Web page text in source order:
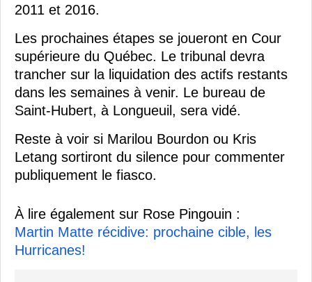
2011 et 2016.
Les prochaines étapes se joueront en Cour
supérieure du Québec. Le tribunal devra
trancher sur la liquidation des actifs restants
dans les semaines à venir. Le bureau de
Saint-Hubert, à Longueuil, sera vidé.
Reste à voir si Marilou Bourdon ou Kris
Letang sortiront du silence pour commenter
publiquement le fiasco.
À lire également sur Rose Pingouin :
Martin Matte récidive: prochaine cible, les
Hurricanes!